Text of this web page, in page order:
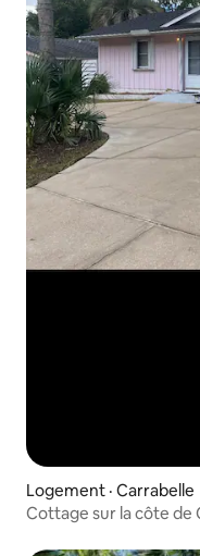
Logement · Carrabelle
Cottage sur la côte de